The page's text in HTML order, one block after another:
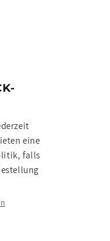
eine
falls